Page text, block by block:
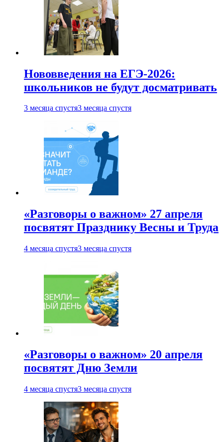
Нововведения на ЕГЭ-2026:
школьников не будут досматривать
3 месяца спустя3 месяца спустя
«Разговоры о важном» 27 апреля
посвятят Празднику Весны и Труда
4 месяца спустя3 месяца спустя
«Разговоры о важном» 20 апреля
посвятят Дню Земли
4 месяца спустя3 месяца спустя